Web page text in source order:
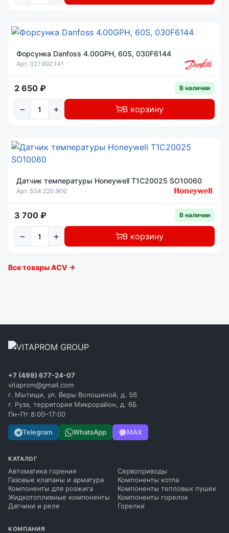
Форсунка Danfoss 4.00GPH, 60S, 030F6144
Арт. 327.892.141
2 650 ₽ В наличии
− + В корзину
Датчик температуры Honeywell T1C20025 SO10060
Арт. 534.220.900
3 700 ₽ В наличии
− + В корзину
Все товары ACV →
+7 (499) 677-24-07
vitaprom@gmail.com
г. Мытищи, ул. Веры Волошиной, д. 56
г. Руза, территория Микрорайон, д. 6Б
Пн–Пт 8:00–17:00
Telegram WhatsApp MAX
КАТАЛОГ
Автоматика горения
Газовые клапаны и арматура
Компоненты для розжига
Жидкотопливные компоненты
Датчики и реле
Сервоприводы
Компоненты котла
Компоненты тепловых пушек
Компоненты горелок
Горелки
КОМПАНИЯ